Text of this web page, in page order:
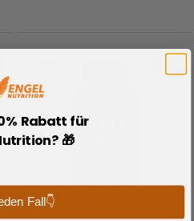
Engel Nutrition Green Tea PLUS+
Rabatt für
🎁
Fall👇